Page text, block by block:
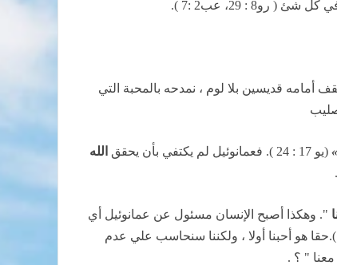
أمامه قديسين بلا لوم ، نمدحه بالمحبة التي
(يو 17 : 24 ). فعمانوئيل لم يكتفي بأن يحقق
الله
". وهكذا أصبح الإنسان مسئول عن عمانوئيل أي
عن أن يكون " الله معنا ". هذا جعل بولس يضعها لنا في صيغة التهديد « أن كان احد لا يحب الرب يسوع فليكن اناثيما » ( 1كو16 :22 ).حقا هو أحبنا أولا ، ولكننا سنحاسب علي عدم
معنا " ؟ .